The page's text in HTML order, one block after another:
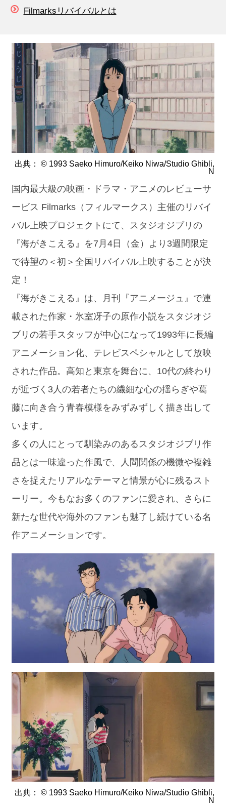
Filmarksリバイバルとは
出典： © 1993 Saeko Himuro/Keiko Niwa/Studio Ghibli,
N
国内最大級の映画・ドラマ・アニメのレビューサ
ービス Filmarks（フィルマークス）主催のリバイ
バル上映プロジェクトにて、スタジオジブリの
『海がきこえる』を7月4日（金）より3週間限定
で待望の＜初＞全国リバイバル上映することが決
定！
『海がきこえる』は、月刊『アニメージュ』で連
載された作家・氷室冴子の原作小説をスタジオジ
ブリの若手スタッフが中心になって1993年に長編
アニメーション化、テレビスペシャルとして放映
された作品。高知と東京を舞台に、10代の終わり
が近づく3人の若者たちの繊細な心の揺らぎや葛
藤に向き合う青春模様をみずみずしく描き出して
います。
多くの人にとって馴染みのあるスタジオジブリ作
品とは一味違った作風で、人間関係の機微や複雑
さを捉えたリアルなテーマと情景が心に残るスト
ーリー。今もなお多くのファンに愛され、さらに
新たな世代や海外のファンも魅了し続けている名
作アニメーションです。
出典： © 1993 Saeko Himuro/Keiko Niwa/Studio Ghibli,
N